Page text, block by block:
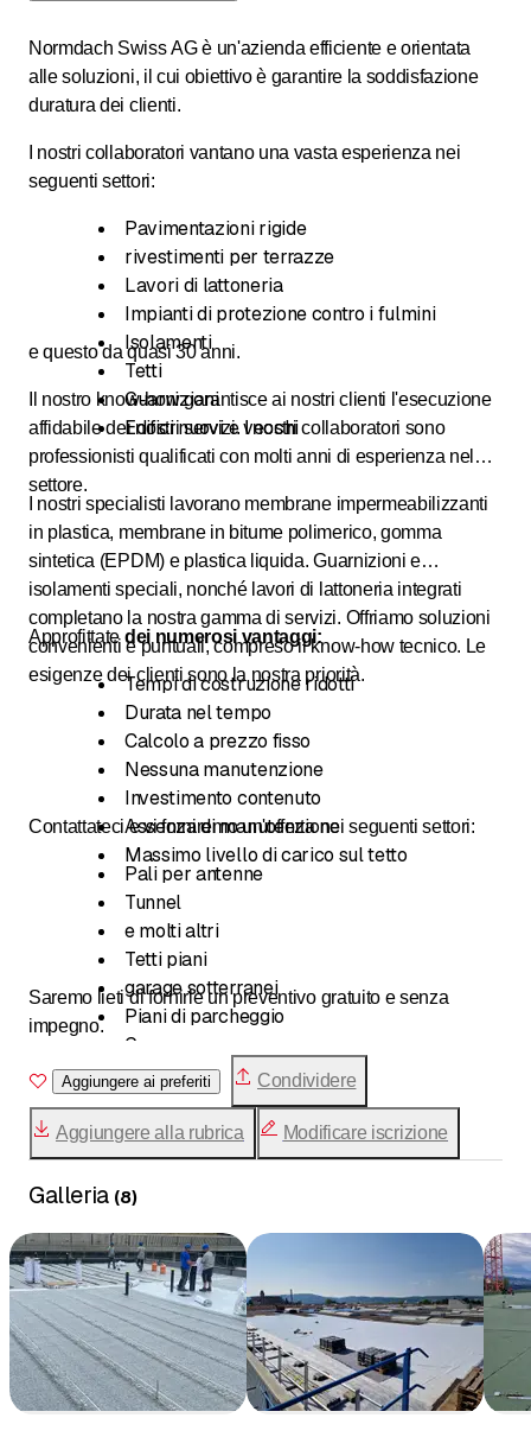
Normdach Swiss AG è un'azienda efficiente e orientata
alle soluzioni, il cui obiettivo è garantire la soddisfazione
duratura dei clienti.
I nostri collaboratori vantano una vasta esperienza nei
seguenti settori:
Pavimentazioni rigide
rivestimenti per terrazze
Lavori di lattoneria
Impianti di protezione contro i fulmini
Isolamenti
Tetti
Guarnizioni
Edifici nuovi e vecchi
e questo da quasi 30 anni.
Il nostro know-how garantisce ai nostri clienti l'esecuzione
affidabile dei nostri servizi. I nostri collaboratori sono
professionisti qualificati con molti anni di esperienza nel
settore.
I nostri specialisti lavorano membrane impermeabilizzanti
in plastica, membrane in bitume polimerico, gomma
sintetica (EPDM) e plastica liquida. Guarnizioni e
isolamenti speciali, nonché lavori di lattoneria integrati
completano la nostra gamma di servizi. Offriamo soluzioni
convenienti e puntuali, compreso il know-how tecnico. Le
esigenze dei clienti sono la nostra priorità.
Approfittatedei numerosi vantaggi:
Tempi di costruzione ridotti
Durata nel tempo
Calcolo a prezzo fisso
Nessuna manutenzione
Investimento contenuto
Assenza di manutenzione
Massimo livello di carico sul tetto
Contattateci e vi forniremo un'offerta nei seguenti settori:
Pali per antenne
Tunnel
e molti altri
Tetti piani
garage sotterranei
Piani di parcheggio
Garage
Piantine
Terrazze
Balconi
Torri televisive
Saremo lieti di fornirle un preventivo gratuito e senza
impegno.
Aggiungere ai preferiti Condividere
Aggiungere alla rubrica Modificare iscrizione
Galleria (8)